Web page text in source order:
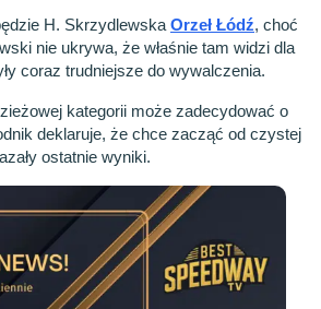
H. Skrzydlewska Orzeł Łódź, choć
nie ukrywa, że właśnie tam widzi dla
coraz trudniejsze do wywalczenia.
kategorii może zadecydować o
deklaruje, że chce zacząć od czystej
ostatnie wyniki.